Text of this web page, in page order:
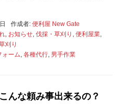
作成者: 便利屋 New Gate
お知らせ 伐採・草刈り 便利屋業
刈り
ォーム 各種代行 男手作業
んな頼み事出来るの？